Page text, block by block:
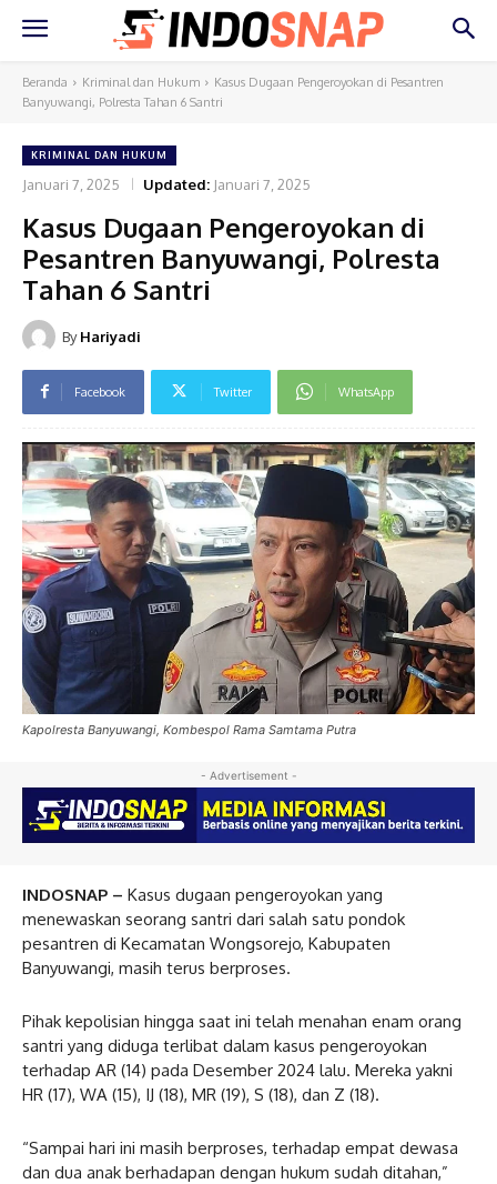
Beranda Kriminal dan Hukum
Kasus Dugaan Pengeroyokan di Pesantren
Banyuwangi, Polresta Tahan 6 Santri
KRIMINAL DAN HUKUM
Januari 7, 2025 Updated: Januari 7, 2025
Kasus Dugaan Pengeroyokan di
Pesantren Banyuwangi, Polresta
Tahan 6 Santri
By Hariyadi
Facebook Twitter WhatsApp
Kapolresta Banyuwangi, Kombespol Rama Samtama Putra
- Advertisement -
INDOSNAP – Kasus dugaan pengeroyokan yang
menewaskan seorang santri dari salah satu pondok
pesantren di Kecamatan Wongsorejo, Kabupaten
Banyuwangi, masih terus berproses.
Pihak kepolisian hingga saat ini telah menahan enam orang
santri yang diduga terlibat dalam kasus pengeroyokan
terhadap AR (14) pada Desember 2024 lalu. Mereka yakni
HR (17), WA (15), IJ (18), MR (19), S (18), dan Z (18).
“Sampai hari ini masih berproses, terhadap empat dewasa
dan dua anak berhadapan dengan hukum sudah ditahan,”